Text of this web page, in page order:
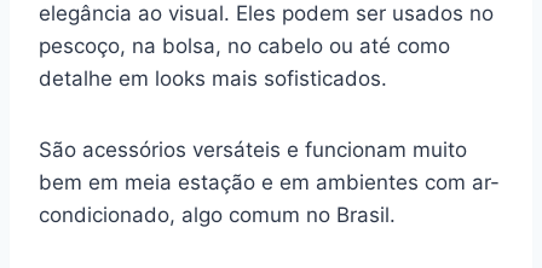
elegância ao visual. Eles podem ser usados no
pescoço, na bolsa, no cabelo ou até como
detalhe em looks mais sofisticados.
São acessórios versáteis e funcionam muito
bem em meia estação e em ambientes com ar-
condicionado, algo comum no Brasil.